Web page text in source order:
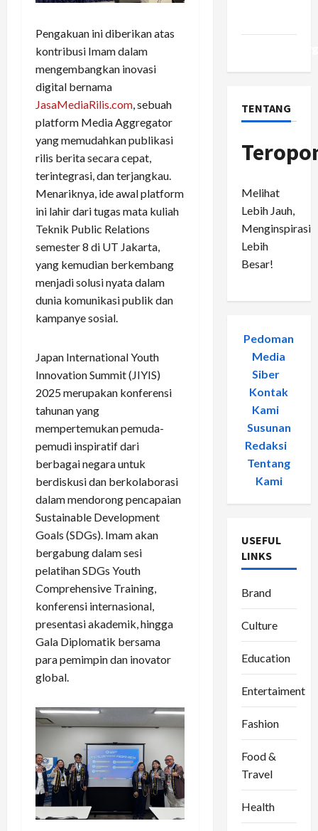
Pengakuan ini diberikan atas
kontribusi Imam dalam
mengembangkan inovasi
digital bernama
JasaMediaRilis.com, sebuah
platform Media Aggregator
yang memudahkan publikasi
rilis berita secara cepat,
terintegrasi, dan terjangkau.
Menariknya, ide awal platform
ini lahir dari tugas mata kuliah
Teknik Public Relations
semester 8 di UT Jakarta,
yang kemudian berkembang
menjadi solusi nyata dalam
dunia komunikasi publik dan
kampanye sosial.
Japan International Youth
Innovation Summit (JIYIS)
2025 merupakan konferensi
tahunan yang
mempertemukan pemuda-
pemudi inspiratif dari
berbagai negara untuk
berdiskusi dan berkolaborasi
dalam mendorong pencapaian
Sustainable Development
Goals (SDGs). Imam akan
bergabung dalam sesi
pelatihan SDGs Youth
Comprehensive Training,
konferensi internasional,
presentasi akademik, hingga
Gala Diplomatik bersama
para pemimpin dan inovator
global.
TENTANG
Melihat
Lebih Jauh,
Menginspirasi
Lebih
Besar!
Pedoman
Media
Siber-
Kontak
Kami
Susunan
Redaksi-
Tentang
Kami
USEFUL
LINKS
Brand
Culture
Education
Entertaiment
Fashion
Food &
Travel
Health